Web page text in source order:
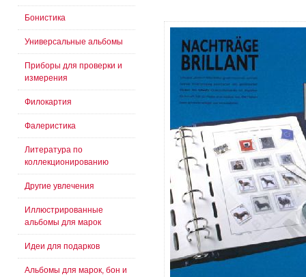
Бонистика
Универсальные альбомы
Приборы для проверки и
измерения
Филокартия
Фалеристика
Литература по
коллекционированию
Другие увлечения
Иллюстрированные
альбомы для марок
Идеи для подарков
Альбомы для марок, бон и